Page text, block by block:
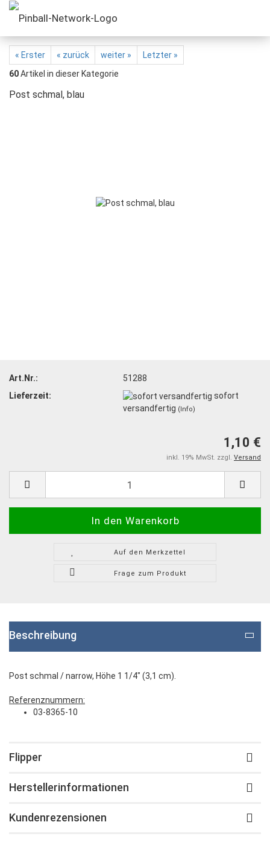
« Erster « zurück weiter »
Letzter »
60Artikel in dieser Kategorie
Post schmal, blau
Art.Nr.:
51288
Lieferzeit:
sofort
versandfertig (Info)
1,10 €
inkl. 19% MwSt. zzgl. Versand
Auf den Merkzettel
Frage zum Produkt
Beschreibung
Post schmal / narrow, Höhe 1 1/4" (3,1 cm).
Referenznummern:
03-8365-10
Flipper
Herstellerinformationen
Kundenrezensionen